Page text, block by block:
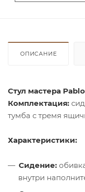
ОПИСАНИЕ
Стул мастера Pablo
Комплектация:
тумба с тремя
Характеристики:
Сидение:
внутри